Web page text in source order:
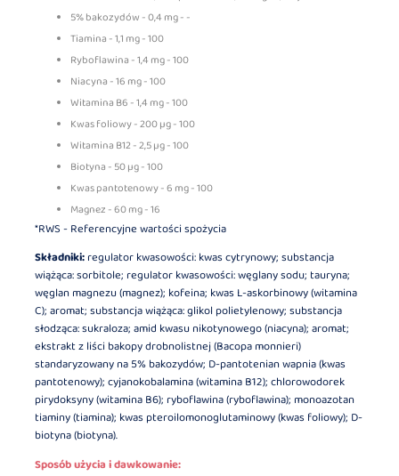
5% bakozydów - 0,4 mg - -
Tiamina - 1,1 mg - 100
Ryboflawina - 1,4 mg - 100
Niacyna - 16 mg - 100
Witamina B6 - 1,4 mg - 100
Kwas foliowy - 200 µg - 100
Witamina B12 - 2,5 µg - 100
Biotyna - 50 µg - 100
Kwas pantotenowy - 6 mg - 100
Magnez - 60 mg - 16
*RWS - Referencyjne wartości spożycia
Składniki:regulator kwasowości: kwas cytrynowy; substancja
wiążąca: sorbitole; regulator kwasowości: węglany sodu; tauryna;
węglan magnezu (magnez); kofeina; kwas L-askorbinowy (witamina
C); aromat; substancja wiążąca: glikol polietylenowy; substancja
słodząca: sukraloza; amid kwasu nikotynowego (niacyna); aromat;
ekstrakt z liści bakopy drobnolistnej (Bacopa monnieri)
standaryzowany na 5% bakozydów; D-pantotenian wapnia (kwas
pantotenowy); cyjanokobalamina (witamina B12); chlorowodorek
pirydoksyny (witamina B6); ryboflawina (ryboflawina); monoazotan
tiaminy (tiamina); kwas pteroilomonoglutaminowy (kwas foliowy); D-
biotyna (biotyna).
Sposób użycia i dawkowanie: